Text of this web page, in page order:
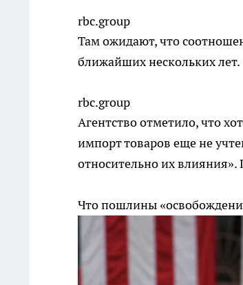
rbc.group
Там ожидают, что
ближайших нескольких лет.
rbc.group
Агентство отметило, что
импорт товаров еще не
относительно их
Что пошлины